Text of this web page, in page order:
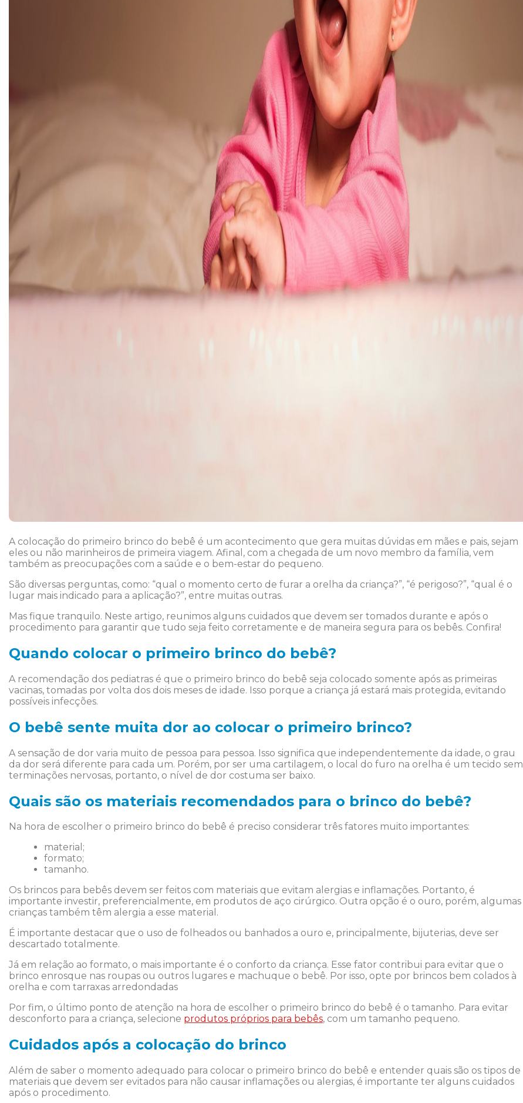
A colocação do primeiro brinco do bebê é um acontecimento que gera muitas dúvidas em mães e pais, sejam
eles ou não marinheiros de primeira viagem. Afinal, com a chegada de um novo membro da família, vem
também as preocupações com a saúde e o bem-estar do pequeno.
São diversas perguntas, como: “qual o momento certo de furar a orelha da criança?”, “é perigoso?”, “qual é o
lugar mais indicado para a aplicação?”, entre muitas outras.
Mas fique tranquilo. Neste artigo, reunimos alguns cuidados que devem ser tomados durante e após o
procedimento para garantir que tudo seja feito corretamente e de maneira segura para os bebês. Confira!
Quando colocar o primeiro brinco do bebê?
A recomendação dos pediatras é que o primeiro brinco do bebê seja colocado somente após as primeiras
vacinas, tomadas por volta dos dois meses de idade. Isso porque a criança já estará mais protegida, evitando
possíveis infecções.
O bebê sente muita dor ao colocar o primeiro brinco?
A sensação de dor varia muito de pessoa para pessoa. Isso significa que independentemente da idade, o grau
da dor será diferente para cada um. Porém, por ser uma cartilagem, o local do furo na orelha é um tecido sem
terminações nervosas, portanto, o nível de dor costuma ser baixo.
Quais são os materiais recomendados para o brinco do bebê?
Na hora de escolher o primeiro brinco do bebê é preciso considerar três fatores muito importantes:
material;
formato;
tamanho.
Os brincos para bebês devem ser feitos com materiais que evitam alergias e inflamações. Portanto, é
importante investir, preferencialmente, em produtos de aço cirúrgico. Outra opção é o ouro, porém, algumas
crianças também têm alergia a esse material.
É importante destacar que o uso de folheados ou banhados a ouro e, principalmente, bijuterias, deve ser
descartado totalmente.
Já em relação ao formato, o mais importante é o conforto da criança. Esse fator contribui para evitar que o
brinco enrosque nas roupas ou outros lugares e machuque o bebê. Por isso, opte por brincos bem colados à
orelha e com tarraxas arredondadas
Por fim, o último ponto de atenção na hora de escolher o primeiro brinco do bebê é o tamanho. Para evitar
desconforto para a criança, selecione produtos próprios para bebês, com um tamanho pequeno.
Cuidados após a colocação do brinco
Além de saber o momento adequado para colocar o primeiro brinco do bebê e entender quais são os tipos de
materiais que devem ser evitados para não causar inflamações ou alergias, é importante ter alguns cuidados
após o procedimento.